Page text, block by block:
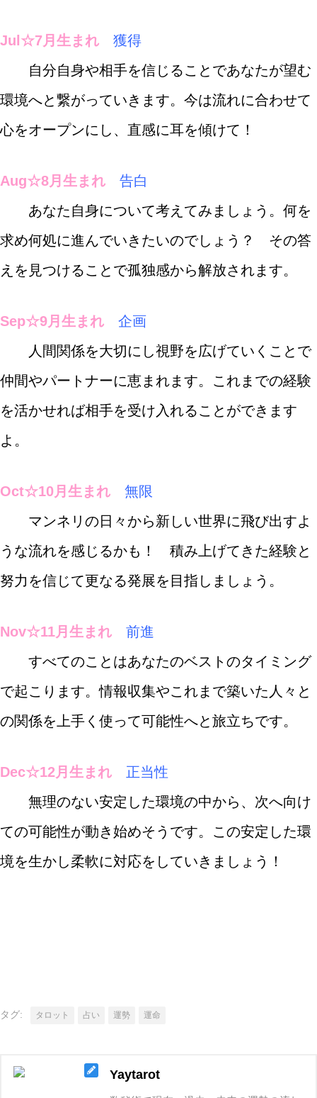
Jul☆7月生まれ
獲得
自分自身や相手を信じることであなたが望む
環境へと繋がっていきます。今は流れに合わせて
心をオープンにし、直感に耳を傾けて！
Aug☆8月生まれ
告白
あなた自身について考えてみましょう。何を
求め何処に進んでいきたいのでしょう？ その答
えを見つけることで孤独感から解放されます。
Sep☆9月生まれ
企画
人間関係を大切にし視野を広げていくことで
仲間やパートナーに恵まれます。これまでの経験
を活かせれば相手を受け入れることができます
よ。
Oct☆10月生まれ
無限
マンネリの日々から新しい世界に飛び出すよ
うな流れを感じるかも！ 積み上げてきた経験と
努力を信じて更なる発展を目指しましょう。
Nov☆11月生まれ
前進
すべてのことはあなたのベストのタイミング
で起こります。情報収集やこれまで築いた人々と
の関係を上手く使って可能性へと旅立ちです。
Dec☆12月生まれ
正当性
無理のない安定した環境の中から、次へ向け
ての可能性が動き始めそうです。この安定した環
境を生かし柔軟に対応をしていきましょう！
タグ: タロット 占い 運勢 運命
Yaytarot